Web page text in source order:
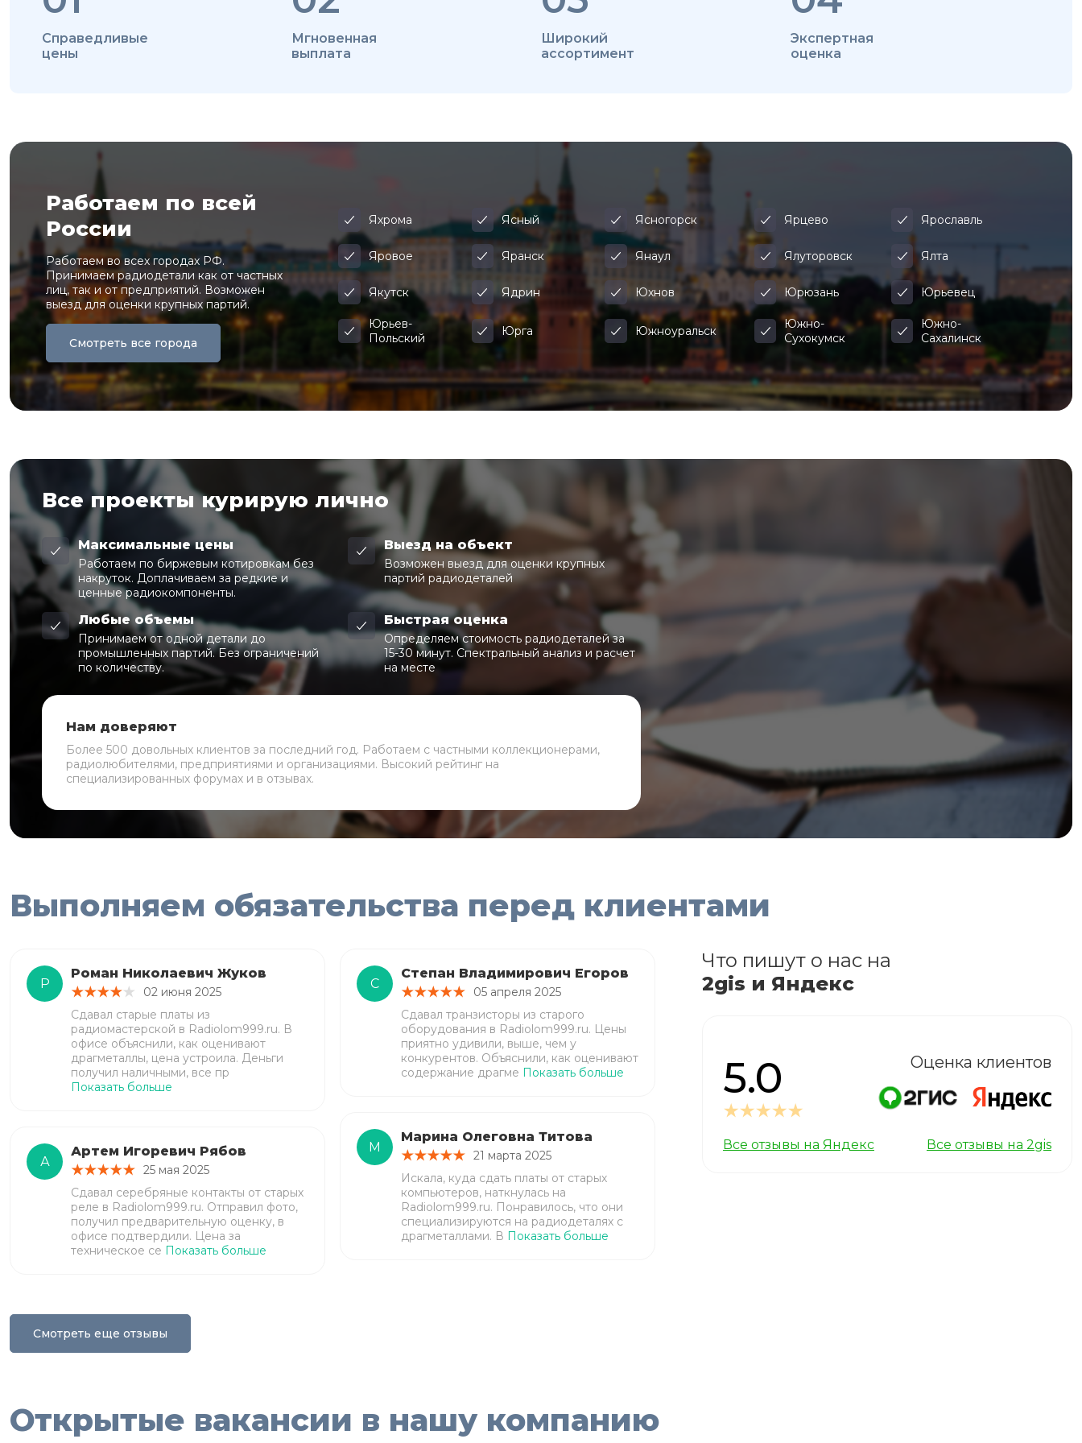
Справедливые
цены
Мгновенная
выплата
Широкий
ассортимент
Экспертная
оценка
Работаем по всей
России
Работаем во всех городах РФ.
Принимаем радиодетали как от частных
лиц, так и от предприятий. Возможен
выезд для оценки крупных партий.
Смотреть все города
Яхрома Ясный Ясногорск Ярцево Ярославль
Яровое Яранск Янаул Ялуторовск Ялта
Якутск Ядрин Юхнов Юрюзань Юрьевец
Юрьев-
Польский
Юрга Южноуральск
Южно-
Сухокумск
Южно-
Сахалинск
Все проекты курирую лично
Максимальные цены
Работаем по биржевым котировкам без
накруток. Доплачиваем за редкие и
ценные радиокомпоненты.
Выезд на объект
Возможен выезд для оценки крупных
партий радиодеталей
Любые объемы
Принимаем от одной детали до
промышленных партий. Без ограничений
по количеству.
Быстрая оценка
Определяем стоимость радиодеталей за
15-30 минут. Спектральный анализ и расчет
на месте
Нам доверяют
Более 500 довольных клиентов за последний год. Работаем с частными коллекционерами,
радиолюбителями, предприятиями и организациями. Высокий рейтинг на
специализированных форумах и в отзывах.
Выполняем обязательства перед клиентами
Р
Роман Николаевич Жуков
02 июня 2025
Сдавал старые платы из
радиомастерской в Radiolom999.ru. В
офисе объяснили, как оценивают
драгметаллы, цена устроила. Деньги
получил наличными, все пр
Показать больше
А
Артем Игоревич Рябов
25 мая 2025
Сдавал серебряные контакты от старых
реле в Radiolom999.ru. Отправил фото,
получил предварительную оценку, в
офисе подтвердили. Цена за
техническое се Показать больше
С
Степан Владимирович Егоров
05 апреля 2025
Сдавал транзисторы из старого
оборудования в Radiolom999.ru. Цены
приятно удивили, выше, чем у
конкурентов. Объяснили, как оценивают
содержание драгме Показать больше
М
Марина Олеговна Титова
21 марта 2025
Искала, куда сдать платы от старых
компьютеров, наткнулась на
Radiolom999.ru. Понравилось, что они
специализируются на радиодеталях с
драгметаллами. В Показать больше
Что пишут о нас на
2gis и Яндекс
5.0 Оценка клиентов
Все отзывы на Яндекс Все отзывы на 2gis
Смотреть еще отзывы
Открытые вакансии в нашу компанию